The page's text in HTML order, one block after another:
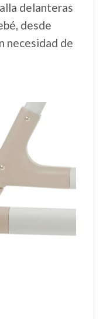
delanteras
desde
necesidad de